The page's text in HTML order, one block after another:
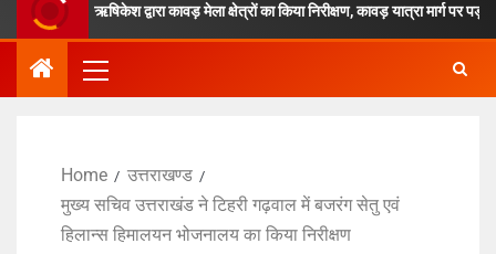
ऋषिकेश द्वारा कावड़ मेला क्षेत्रों का किया निरीक्षण, कावड़ यात्रा मार्ग पर पड़ने वाले
Home
उत्तराखण्ड
मुख्य सचिव उत्तराखंड ने टिहरी गढ़वाल में बजरंग सेतु एवं
हिलान्स हिमालयन भोजनालय का किया निरीक्षण